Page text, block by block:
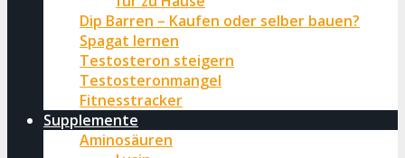
Dip Barren – Kaufen oder selber bauen?
Spagat lernen
Testosteron steigern
Testosteronmangel
Fitnesstracker
Supplemente
Aminosäuren